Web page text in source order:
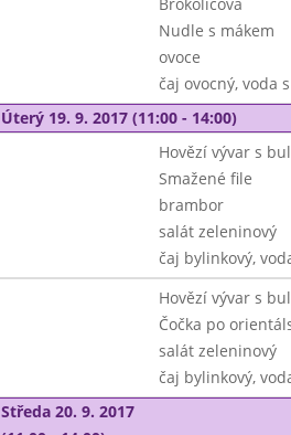
Nudle s mákem
ovoce
čaj ovocný, voda
Úterý 19. 9. 2017 (11:00 - 14:00)
Hovězí vývar s
Smažené file
brambor
salát zeleninový
čaj bylinkový,
Hovězí vývar s
Čočka po
salát zeleninový
čaj bylinkový,
Středa 20. 9. 2017